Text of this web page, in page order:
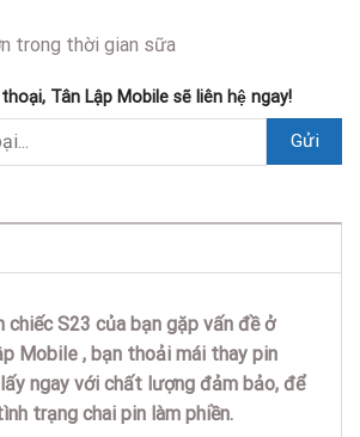
trong thời gian sữa
Tân Lập Mobile sẽ liên hệ ngay!
chiếc S23 của bạn gặp vấn đề ở
Mobile , bạn thoải mái thay pin
ngay với chất lượng đảm bảo, để
trạng chai pin làm phiền.